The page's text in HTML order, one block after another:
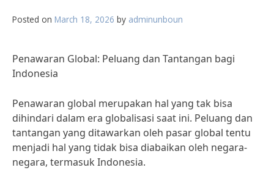
Posted on March 18, 2026 by adminunboun
Penawaran Global: Peluang dan Tantangan bagi
Indonesia
Penawaran global merupakan hal yang tak bisa
dihindari dalam era globalisasi saat ini. Peluang dan
tantangan yang ditawarkan oleh pasar global tentu
menjadi hal yang tidak bisa diabaikan oleh negara-
negara, termasuk Indonesia.